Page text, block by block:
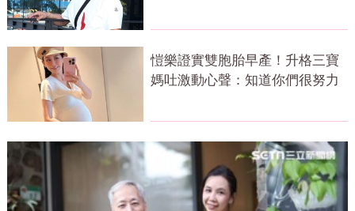
愷樂證實雙胞胎早產！升格三寶
媽吐激動心聲：知道你們很努力